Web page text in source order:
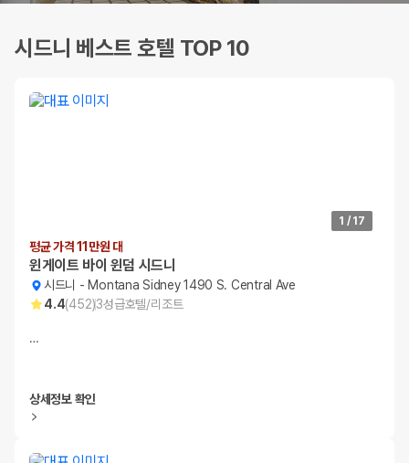
시드니 베스트 호텔 TOP 10
1 / 17
평균 가격 11만원 대
윈게이트 바이 윈덤 시드니
시드니 - Montana Sidney 1490 S. Central Ave
4.4(452)3성급호텔/리조트
…
상세정보 확인